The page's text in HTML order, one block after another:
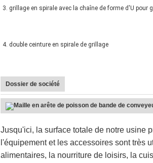
3. grillage en spirale avec la chaîne de forme d'U pour
4. double ceinture en spirale de grillage
Dossier de société
Jusqu'ici, la surface totale de notre usine
l'équipement et les accessoires sont très
alimentaires, la nourriture de loisirs, la